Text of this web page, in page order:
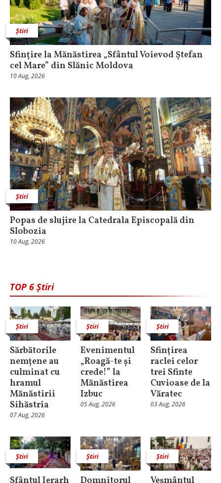
Știri
Sfințire la Mănăstirea „Sfântul Voievod Ștefan
cel Mare” din Slănic Moldova
10 Aug, 2026
Știri
Popas de slujire la Catedrala Episcopală din
Slobozia
10 Aug, 2026
TOP 6 Știri
Știri
Sărbătorile
nemţene au
culminat cu
hramul
Mănăstirii
Sihăstria
07 Aug, 2026
Știri
Evenimentul
„Roagă-te și
crede!” la
Mănăstirea
Izbuc
05 Aug, 2026
Știri
Sfințirea
raclei celor
trei Sfinte
Cuvioase de la
Văratec
03 Aug, 2026
Știri Știri Știri